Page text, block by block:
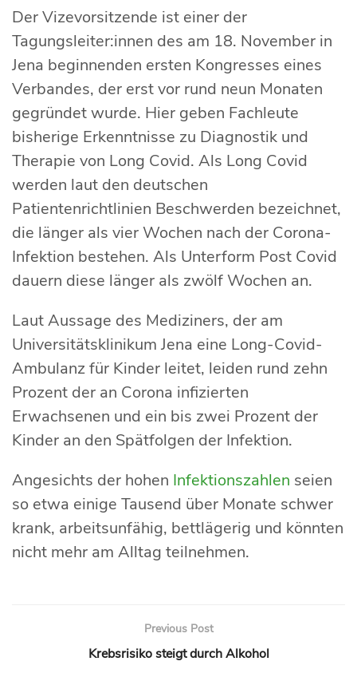
Der Vizevorsitzende ist einer der
Tagungsleiter:innen des am 18. November in
Jena beginnenden ersten Kongresses eines
Verbandes, der erst vor rund neun Monaten
gegründet wurde. Hier geben Fachleute
bisherige Erkenntnisse zu Diagnostik und
Therapie von Long Covid. Als Long Covid
werden laut den deutschen
Patientenrichtlinien Beschwerden bezeichnet,
die länger als vier Wochen nach der Corona-
Infektion bestehen. Als Unterform Post Covid
dauern diese länger als zwölf Wochen an.
Laut Aussage des Mediziners, der am
Universitätsklinikum Jena eine Long-Covid-
Ambulanz für Kinder leitet, leiden rund zehn
Prozent der an Corona infizierten
Erwachsenen und ein bis zwei Prozent der
Kinder an den Spätfolgen der Infektion.
Angesichts der hohen Infektionszahlen seien
so etwa einige Tausend über Monate schwer
krank, arbeitsunfähig, bettlägerig und könnten
nicht mehr am Alltag teilnehmen.
Previous Post
Krebsrisiko steigt durch Alkohol